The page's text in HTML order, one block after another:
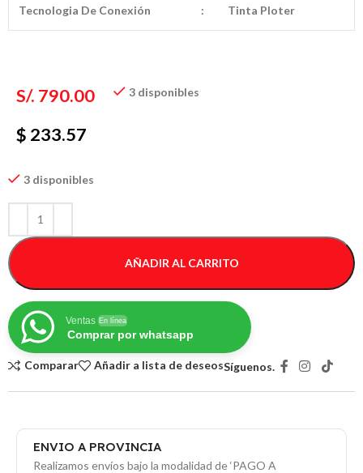
Tecnologia De Conexión : Tinta Ploter
S/. 790.00
$ 233.57
3 disponibles
3 disponibles
AÑADIR AL CARRITO
Ventas En línea
Comprar por whatsapp
Comparar Añadir a lista de deseosSíguenos.
ENVIO A PROVINCIA
Realizamos envíos bajo la modalidad de ‘PAGO A